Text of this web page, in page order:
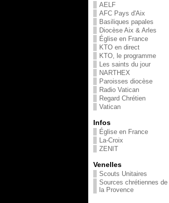
AELF
AFC Pays d'Aix
Basiliques papales
Diocèse Aix & Arles
Église en France
KTO en direct
KTO, le programme
Les saints du jour
NARTHEX
Paroisses diocèse
Radio Vatican
Regard Chrétien
Vatican
Infos
Église en France
La-Croix
ZENIT
Venelles
Scouts Unitaires
Sources chrétiennes de
la Provence